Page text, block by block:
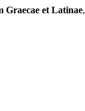
Graecae et Latinae,